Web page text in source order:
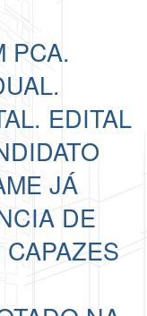
PCA.
EDITAL
JÁ
DE